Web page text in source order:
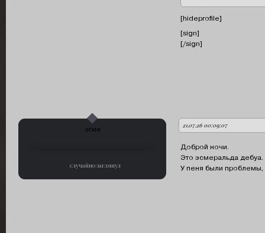
[hideprofile]
[sign]
[/sign]
21.07.26 00:09:07
случайно заглянул
автор:
эсме
Доброй ночи.
Это эсмеральда дебуа.
У пеня были